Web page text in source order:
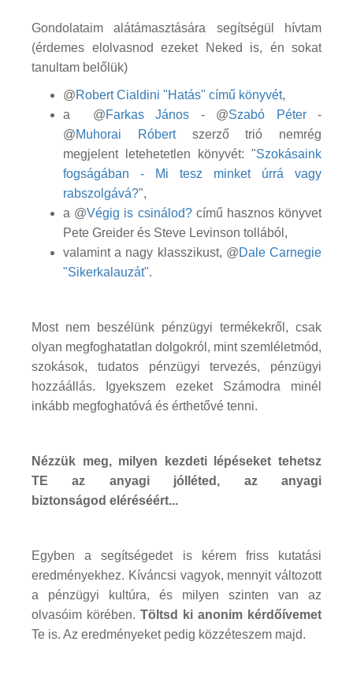
Gondolataim alátámasztására segítségül hívtam
(érdemes elolvasnod ezeket Neked is, én sokat
tanultam belőlük)
@Robert Cialdini "Hatás" című könyvét,
a @Farkas János - @Szabó Péter-
@Muhorai Róbertszerző trió nemrég
megjelent letehetetlen könyvét: "Szokásaink
fogságában - Mi tesz minket úrrá vagy
rabszolgává?",
a @Végig is csinálod?című hasznos könyvet
Pete Greider és Steve Levinson tollából,
valamint a nagy klasszikust, @Dale Carnegie
"Sikerkalauzát".
Most nem beszélünk pénzügyi termékekről, csak
olyan megfoghatatlan dolgokról, mint szemléletmód,
szokások, tudatos pénzügyi tervezés, pénzügyi
hozzáállás. Igyekszem ezeket Számodra minél
inkább megfoghatóvá és érthetővé tenni.
Nézzük meg, milyen kezdeti lépéseket tehetsz
TE az anyagi jólléted, az anyagi
biztonságod eléréséért...
Egyben a segítségedet is kérem friss kutatási
eredményekhez. Kíváncsi vagyok, mennyit változott
a pénzügyi kultúra, és milyen szinten van az
olvasóim körében. Töltsd ki anonim kérdőívemet
Te is. Az eredményeket pedig közzéteszem majd.